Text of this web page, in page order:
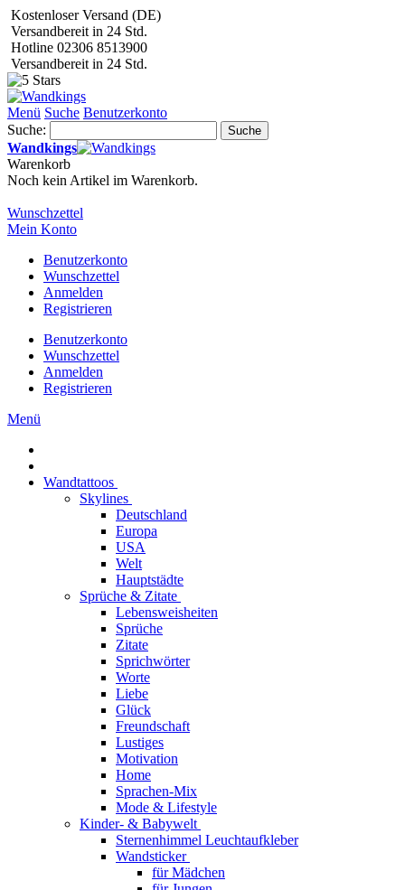
Kostenloser Versand (DE)
Versandbereit in 24 Std.
Hotline 02306 8513900
Versandbereit in 24 Std.
Menü Suche Benutzerkonto
Suche:
Suche
Wandkings
Warenkorb
Noch kein Artikel im Warenkorb.
Wunschzettel
Mein Konto
Benutzerkonto
Wunschzettel
Anmelden
Registrieren
Benutzerkonto
Wunschzettel
Anmelden
Registrieren
Menü
Wandtattoos
Skylines
Deutschland
Europa
USA
Welt
Hauptstädte
Sprüche & Zitate
Lebensweisheiten
Sprüche
Zitate
Sprichwörter
Worte
Liebe
Glück
Freundschaft
Lustiges
Motivation
Home
Sprachen-Mix
Mode & Lifestyle
Kinder- & Babywelt
Sternenhimmel Leuchtaufkleber
Wandsticker
für Mädchen